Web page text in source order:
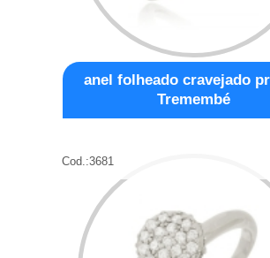
anel folheado cravejado
Tremembé
Cod.:3681